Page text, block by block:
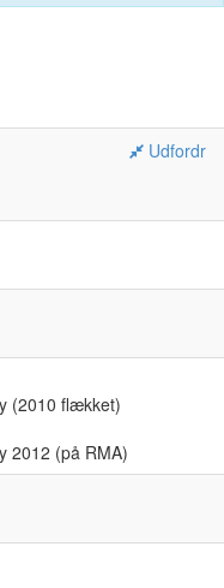
Udfordr
(2010 flækket)
2012 (på RMA)